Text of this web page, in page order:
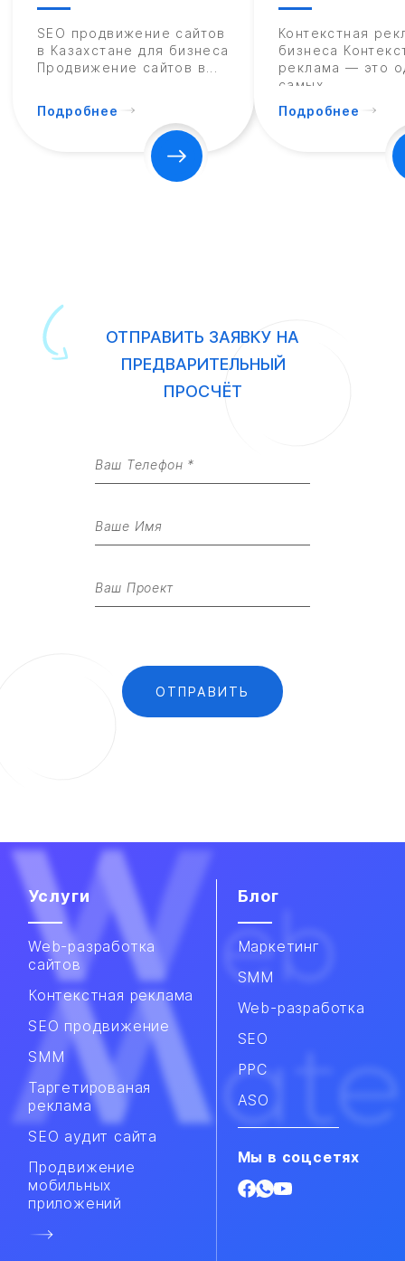
SEO продвижение сайтов
в Казахстане для бизнеса
Продвижение сайтов в...
Подробнее
Контекстная
бизнеса
реклама — это
самых...
Подробнее
ОТПРАВИТЬ ЗАЯВКУ НА
ПРЕДВАРИТЕЛЬНЫЙ
ПРОСЧЁТ
Услуги
Web-разработка
сайтов
Контекстная реклама
SEO продвижение
SMM​
Таргетированая
реклама
SEO аудит сайта
Продвижение
мобильных
приложений​
Блог
Маркетинг
SMM
Web-разработка
SEO
PPC
ASO
Мы в соцсетях